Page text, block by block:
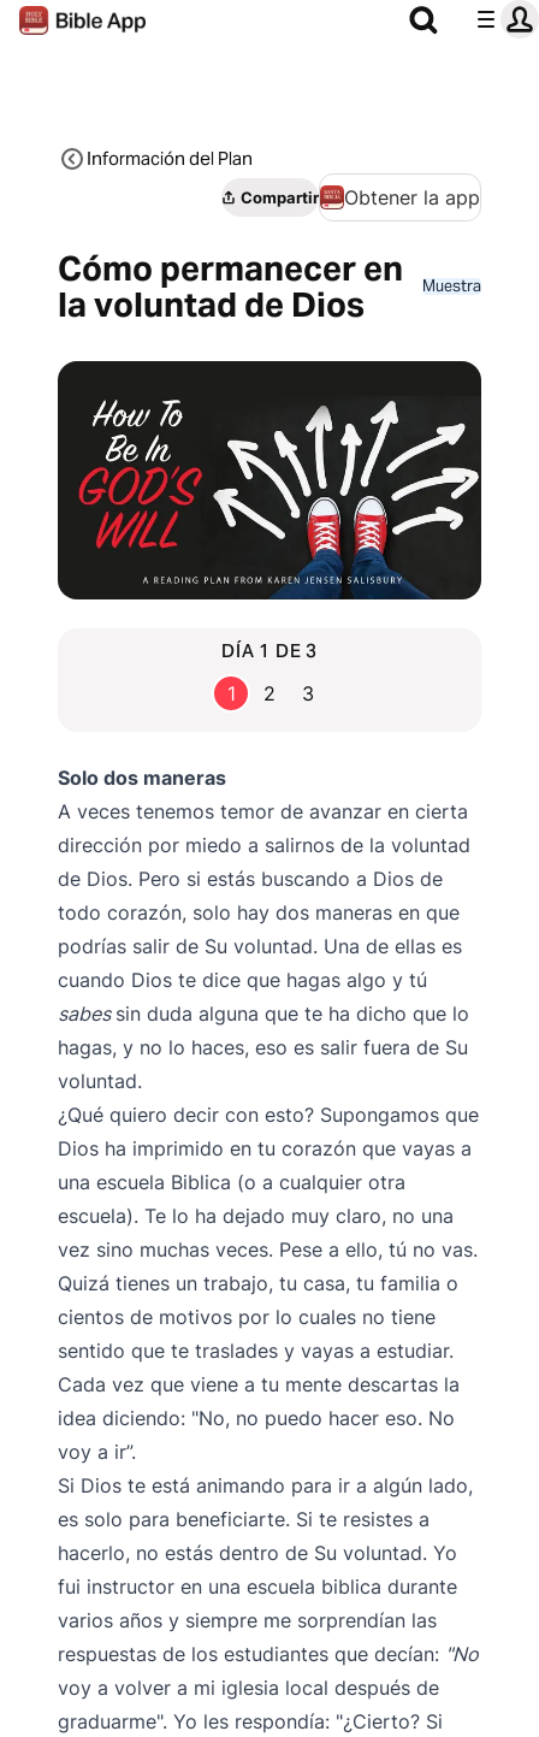
Información del Plan
Compartir Obtener la app
Cómo permanecer en
la voluntad de Dios
Muestra
DÍA 1 DE 3
1 2 3
Solo dos maneras
A veces tenemos temor de avanzar en cierta
dirección por miedo a salirnos de la voluntad
de Dios. Pero si estás buscando a Dios de
todo corazón, solo hay dos maneras en que
podrías salir de Su voluntad. Una de ellas es
cuando Dios te dice que hagas algo y tú
sabes sin duda alguna que te ha dicho que lo
hagas, y no lo haces, eso es salir fuera de Su
voluntad.
¿Qué quiero decir con esto? Supongamos que
Dios ha imprimido en tu corazón que vayas a
una escuela Biblica (o a cualquier otra
escuela). Te lo ha dejado muy claro, no una
vez sino muchas veces. Pese a ello, tú no vas.
Quizá tienes un trabajo, tu casa, tu familia o
cientos de motivos por lo cuales no tiene
sentido que te traslades y vayas a estudiar.
Cada vez que viene a tu mente descartas la
idea diciendo: "No, no puedo hacer eso. No
voy a ir”.
Si Dios te está animando para ir a algún lado,
es solo para beneficiarte. Si te resistes a
hacerlo, no estás dentro de Su voluntad. Yo
fui instructor en una escuela biblica durante
varios años y siempre me sorprendían las
respuestas de los estudiantes que decían: "No
voy a volver a mi iglesia local después de
graduarme". Yo les respondía: "¿Cierto? Si